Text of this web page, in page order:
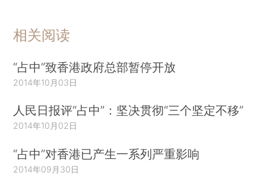
相关阅读
“占中”致香港政府总部暂停开放
2014年10月03日
人民日报评“占中”：坚决贯彻“三个坚定不移”
2014年10月02日
“占中”对香港已产生一系列严重影响
2014年09月30日